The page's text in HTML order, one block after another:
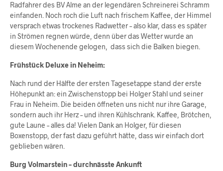
Radfahrer des BV Alme an der legendären Schreinerei Schramm
einfanden. Noch roch die Luft nach frischem Kaffee, der Himmel
versprach etwas trockenes Radwetter – also klar, dass es später
in Strömen regnen würde, denn über das Wetter wurde an
diesem Wochenende gelogen, dass sich die Balken biegen.
Frühstück Deluxe in Neheim:
Nach rund der Hälfte der ersten Tagesetappe stand der erste
Höhepunkt an: ein Zwischenstopp bei Holger Stahl und seiner
Frau in Neheim. Die beiden öffneten uns nicht nur ihre Garage,
sondern auch ihr Herz – und ihren Kühlschrank. Kaffee, Brötchen,
gute Laune – alles da! Vielen Dank an Holger, für diesen
Boxenstopp, der fast dazu geführt hätte, dass wir einfach dort
geblieben wären.
Burg Volmarstein – durchnässte Ankunft